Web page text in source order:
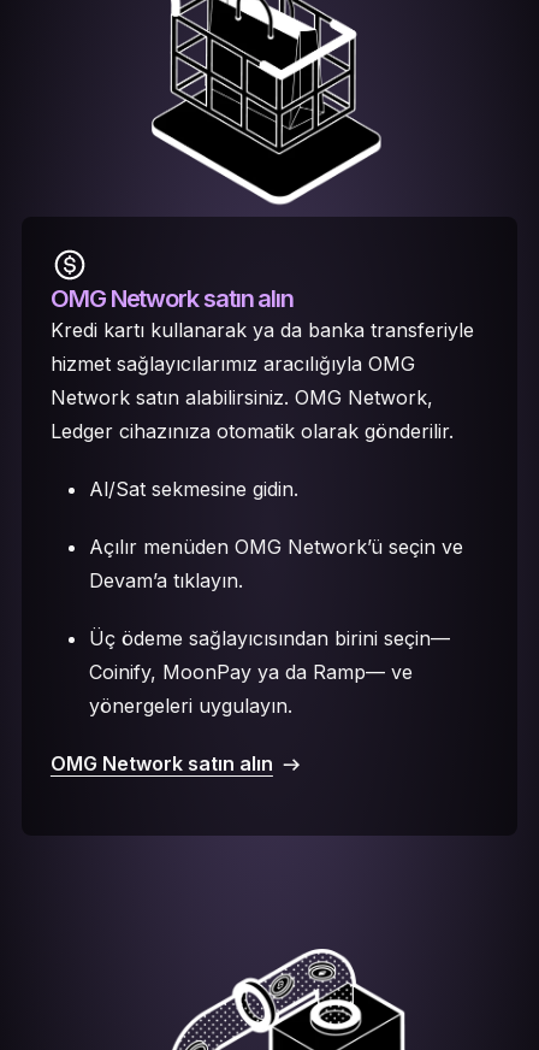
OMG Network satın alın
Kredi kartı kullanarak ya da banka transferiyle
hizmet sağlayıcılarımız aracılığıyla OMG
Network satın alabilirsiniz. OMG Network,
Ledger cihazınıza otomatik olarak gönderilir.
Al/Sat sekmesine gidin.
Açılır menüden OMG Network’ü seçin ve
Devam’a tıklayın.
Üç ödeme sağlayıcısından birini seçin—
Coinify, MoonPay ya da Ramp— ve
yönergeleri uygulayın.
OMG Network satın alın